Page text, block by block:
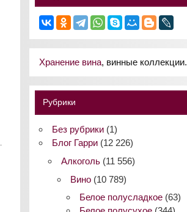
Хранение вина, винные коллекции.
Рубрики
Без рубрики(1)
Блог Гарри(12 226)
Алкоголь (11 556)
Вино (10 789)
Белое полусладкое (63)